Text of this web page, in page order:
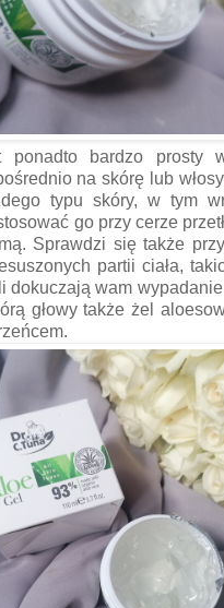
bardzo prosty
na skórę lub
typu skóry, w tym
go przy cerze
Sprawdzi się także
partii ciała,
dokuczają wam
głowy także żel